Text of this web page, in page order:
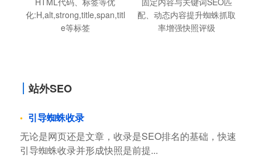
化:H,alt,strong,title,span,titl
e等标签
配、动态内容提升蜘蛛抓取
率增强快照评级
站外SEO
引导蜘蛛收录
无论是网页还是文章，收录是SEO排名的基础，快速
引导蜘蛛收录并形成快照是前提...